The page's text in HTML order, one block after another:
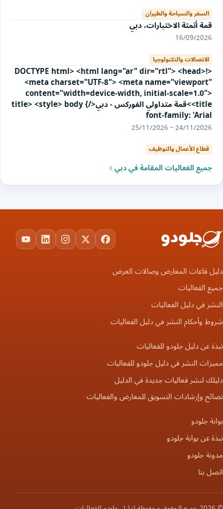
السفر والسياحة والطيران
قمة أتمتة الاختبارات، دبي
16/09/2026
الاتصالات والتكنولوجيا
<!DOCTYPE html> <html lang="ar" dir="rtl"> <head>
<meta charset="UTF-8"> <meta name="viewport"
content="width=device-width, initial-scale=1.0">
<title>قمة متداولي الفوركس - دبي</title> <style> body {
font-family: 'Arial
24/11/2026 ~ 25/11/2026
قطاع الأعمال والتوظيف
جميع الفعاليات المقامة في دبي
Facebook
X
Instagram
LinkedIn
دليل قاعات المعارض وصالات العرض
جميع الفعاليات
النشر في دليل الفعاليات
شروط وأحكام النشر في دليل الفعاليات
نبذة عن دليل جلودو للفعاليات
مميزات النشر في دليل جلودو للفعاليات
دليلك لنشر فعاليات جديدة في الدليل
نصائح وإرشادات التسويق للمعارض والفعاليات
بوابة جلودو
نبذة عن بوابة جلودو
مدونة جلودو
اتصل بنا